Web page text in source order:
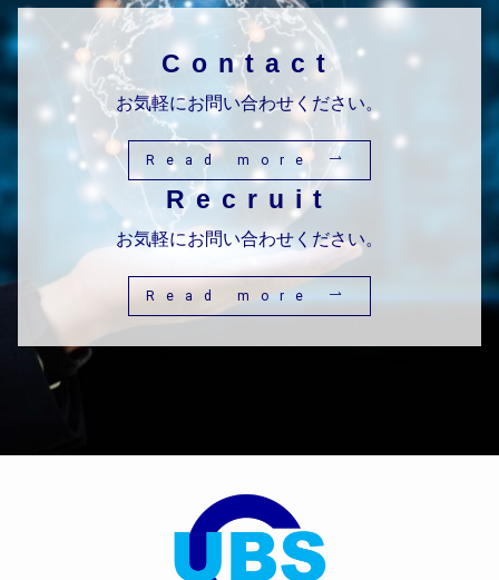
Contact
お気軽にお問い合わせください。
Read more
Recruit
お気軽にお問い合わせください。
Read more